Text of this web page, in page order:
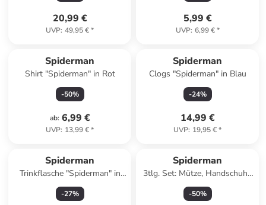
20,99 €
UVP: 49,95 €*
5,99 €
UVP: 6,99 €*
Spiderman
Shirt "Spiderman" in Rot
-50%
ab: 6,99 €
UVP: 13,99 €*
Spiderman
Clogs "Spiderman" in Blau
-24%
14,99 €
UVP: 19,95 €*
Spiderman
Trinkflasche "Spiderman" in
Rot - 510 ml
-27%
Spiderman
3tlg. Set: Mütze, Handschuhe
& Loop-Schal "Spiderman" in
Dunkelblau/ Rot
-50%